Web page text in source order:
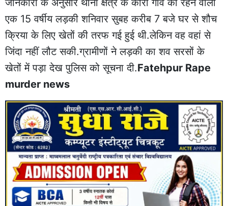
जानकारी के अनुसार थाना क्षेत्र के कोर्रा गाँव की रहने वाली
एक 15 वर्षीय लड़की शनिवार सुबह करीब 7 बजे घर से शौच
क्रिया के लिए खेतों की तरफ गई हुई थी.लेकिन वह वहां से
जिंदा नहीं लौट सकी.ग्रामीणों ने लड़की का शव सरसों के
खेतों में पड़ा देख पुलिस को सूचना दी.Fatehpur Rape
murder news